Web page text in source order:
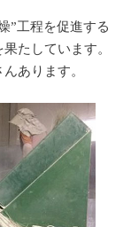
”工程を促進する
たしています。
あります。